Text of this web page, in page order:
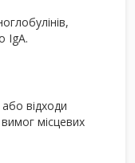
IgA.
відходи
місцевих